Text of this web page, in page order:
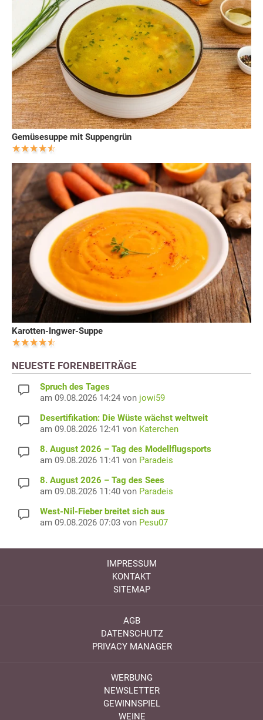
Gemüsesuppe mit Suppengrün
Karotten-Ingwer-Suppe
NEUESTE FORENBEITRÄGE
Spruch des Tages
am 09.08.2026 14:24 von jowi59
Desertifikation: Die Wüste wächst weltweit
am 09.08.2026 12:41 von Katerchen
8. August 2026 – Tag des Modellflugsports
am 09.08.2026 11:41 von Paradeis
8. August 2026 – Tag des Sees
am 09.08.2026 11:40 von Paradeis
West-Nil-Fieber breitet sich aus
am 09.08.2026 07:03 von Pesu07
IMPRESSUM
KONTAKT
SITEMAP
AGB
DATENSCHUTZ
PRIVACY MANAGER
WERBUNG
NEWSLETTER
GEWINNSPIEL
WEINE